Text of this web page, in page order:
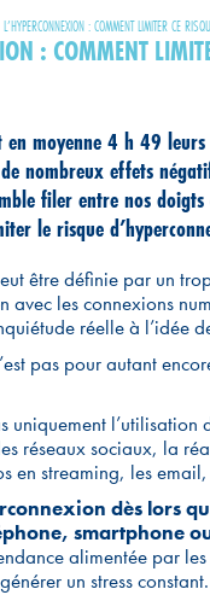
L’HYPERCONNEXION : COMMENT LIMITER CE
: COMMENT
en moyenne 4 h 49
nombreux effets
filer entre nos
le risque
être définie par un
avec les connexions
réelle à l’idée
pas pour autant
uniquement
réseaux sociaux, la
en streaming, les
dès lors
smartphone
alimentée par
un stress constant.